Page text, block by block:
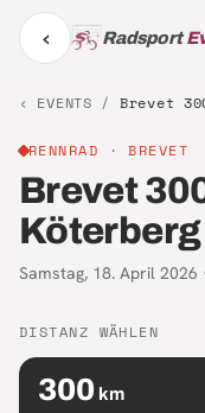
‹ Radsport
‹ EVENTS / Brevet
RENNRAD · BREVET
Brevet
Köterberg
Samstag, 18. April 2026 ·
DISTANZ WÄHLEN
300 km